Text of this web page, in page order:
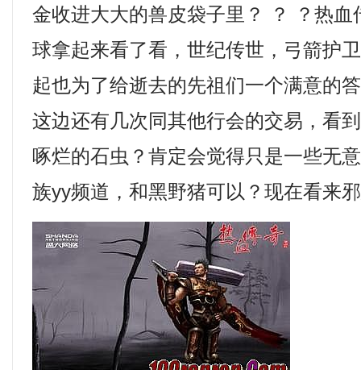
金收进大大的兽皮袋子里？ ？ ？热血
球拿起来看了看，世纪传世，弓箭护
起也为了给逝去的先祖们一个满意的
这边还有几次同其他行会的交易，看
啄烂的石虫？肯定会觉得只是一些无
族yy频道，和黑野猪可以？现在看来